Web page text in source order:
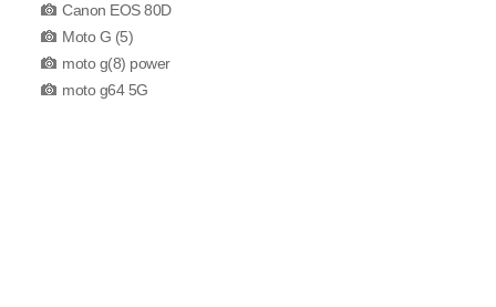
Canon EOS 80D
Moto G (5)
moto g(8) power
moto g64 5G